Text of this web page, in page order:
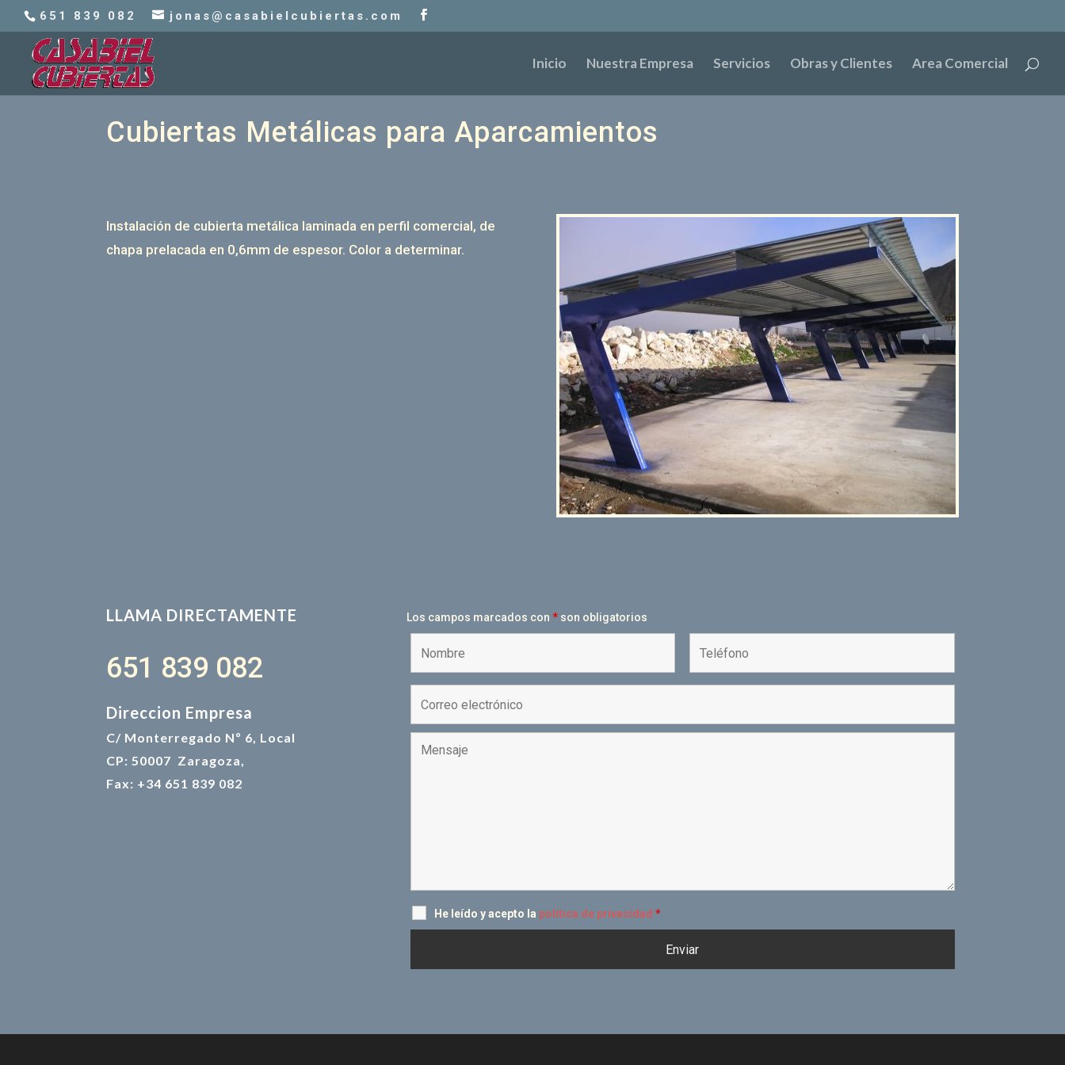
651 839 082 jonas@casabielcubiertas.com
Inicio Nuestra Empresa Servicios Obras y Clientes Area Comercial
Cubiertas Metálicas para Aparcamientos
Instalación de cubierta metálica laminada en perfil comercial, de
chapa prelacada en 0,6mm de espesor. Color a determinar.
LLAMA DIRECTAMENTE
651 839 082
Direccion Empresa
C/ Monterregado Nº 6, Local
CP: 50007 Zaragoza,
Fax: +34 651 839 082
Los campos marcados con *son obligatorios
He leído y acepto la política de privacidad *